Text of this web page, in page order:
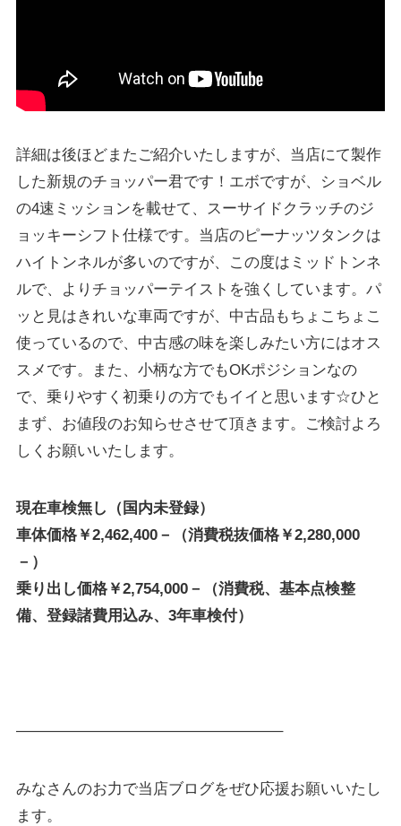
詳細は後ほどまたご紹介いたしますが、当店にて製作
した新規のチョッパー君です！エボですが、ショベル
の4速ミッションを載せて、スーサイドクラッチのジ
ョッキーシフト仕様です。当店のピーナッツタンクは
ハイトンネルが多いのですが、この度はミッドトンネ
ルで、よりチョッパーテイストを強くしています。パ
ッと見はきれいな車両ですが、中古品もちょこちょこ
使っているので、中古感の味を楽しみたい方にはオス
スメです。また、小柄な方でもOKポジションなの
で、乗りやすく初乗りの方でもイイと思います☆ひと
まず、お値段のお知らせさせて頂きます。ご検討よろ
しくお願いいたします。
現在車検無し（国内未登録）
車体価格￥2,462,400－（消費税抜価格￥2,280,000
－）
乗り出し価格￥2,754,000－（消費税、基本点検整
備、登録諸費用込み、3年車検付）
—————————————————–
みなさんのお力で当店ブログをぜひ応援お願いいたし
ます。